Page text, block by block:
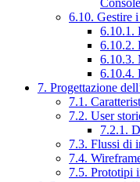
Console
6.10. Gestire
6.10.1.
6.10.2.
6.10.3.
6.10.4.
7. Progettazione
7.1.
7.2. User
7.2.1.
7.3. Flussi di
7.4.
7.5. Prototipi